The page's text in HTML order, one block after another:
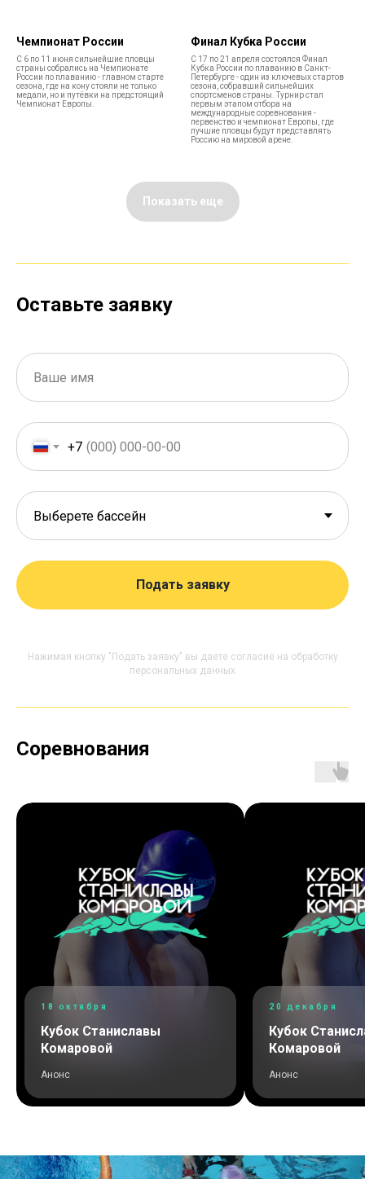
Чемпионат России
С 6 по 11 июня сильнейшие пловцы
страны собрались на Чемпионате
России по плаванию - главном старте
сезона, где на кону стояли не только
медали, но и путёвки на предстоящий
Чемпионат Европы.
Финал Кубка России
С 17 по 21 апреля состоялся Финал
Кубка России по плаванию в Санкт-
Петербурге - один из ключевых стартов
сезона, собравший сильнейших
спортсменов страны. Турнир стал
первым этапом отбора на
международные соревнования -
первенство и чемпионат Европы, где
лучшие пловцы будут представлять
Россию на мировой арене.
Показать еще
Оставьте заявку
+7
Подать заявку
Нажимая кнопку "Подать заявку" вы даете согласие на обработку
персональных данных
Соревнования
18 октября
Кубок Станиславы
Комаровой
Анонс
20 декабря
Кубок
Комаровой
Анонс